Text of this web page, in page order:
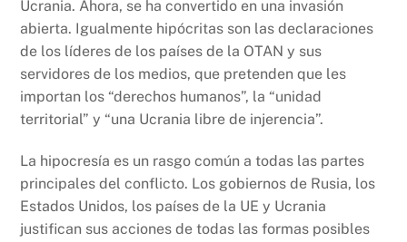
Ucrania. Ahora, se ha convertido en una invasión
abierta. Igualmente hipócritas son las declaraciones
de los líderes de los países de la OTAN y sus
servidores de los medios, que pretenden que les
importan los “derechos humanos”, la “unidad
territorial” y “una Ucrania libre de injerencia”.
La hipocresía es un rasgo común a todas las partes
principales del conflicto. Los gobiernos de Rusia, los
Estados Unidos, los países de la UE y Ucrania
justifican sus acciones de todas las formas posibles